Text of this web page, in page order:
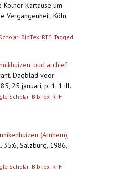
Kölner Kartause um
Vergangenheit, Köln,
BibTex RTF Tagged
oud archief
Dagblad voor
25 januari, p. 1, 1 ill.
Scholar BibTex RTF
(Arnhem),
35:6, Salzburg, 1986,
Scholar BibTex RTF